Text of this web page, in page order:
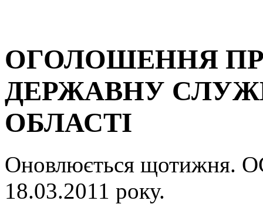
ОГОЛОШЕННЯ
ДЕРЖАВНУ
ОБЛАСТІ
Оновлюється
18.03.2011 року.